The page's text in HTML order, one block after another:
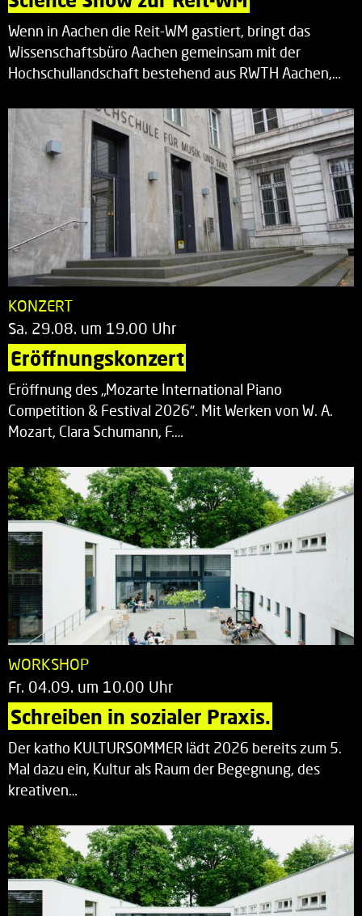
Wenn in Aachen die Reit-WM gastiert, bringt das
Wissenschaftsbüro Aachen gemeinsam mit der
Hochschullandschaft bestehend aus RWTH Aachen,…
KONZERT
Sa. 29.08. um 19.00 Uhr
Eröffnungskonzert
Eröffnung des „Mozarte International Piano
Competition & Festival 2026“. Mit Werken von W. A.
Mozart, Clara Schumann, F.…
WORKSHOP
Fr. 04.09. um 10.00 Uhr
Schreiben in sozialer Praxis.
Der katho KULTURSOMMER lädt 2026 bereits zum 5.
Mal dazu ein, Kultur als Raum der Begegnung, des
kreativen…